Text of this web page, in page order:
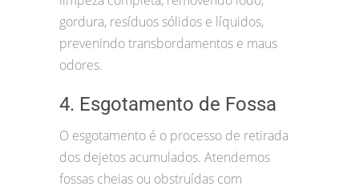
gordura, resíduos sólidos e líquidos,
prevenindo transbordamentos e maus
odores.
4. Esgotamento de Fossa
O esgotamento é o processo de retirada
dos dejetos acumulados. Atendemos
fossas cheias ou obstruídas com